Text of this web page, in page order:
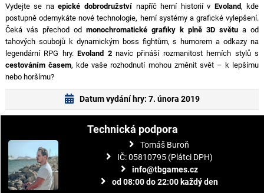
Vydejte se naepické dobrodružství napříč herní historií v Evoland, kde
postupně odemykáte nové technologie, herní systémy a grafické vylepšení.
Čeká vás přechod od monochromatické grafiky k plně 3D světu a od
tahových soubojů k dynamickým boss fightům, s humorem a odkazy na
legendární RPG hry.Evoland 2navíc přináší rozmanitost herních stylů s
cestováním časem, kde vaše rozhodnutí mohou změnit svět – k lepšímu
nebo horšímu?
Datum vydání hry: 7. února 2019
Technická podpora
Tomáš Buroň
IČ: 05810795 (Plátci DPH)
info@tbgames.cz
od 08:00 do 22:00 každý den